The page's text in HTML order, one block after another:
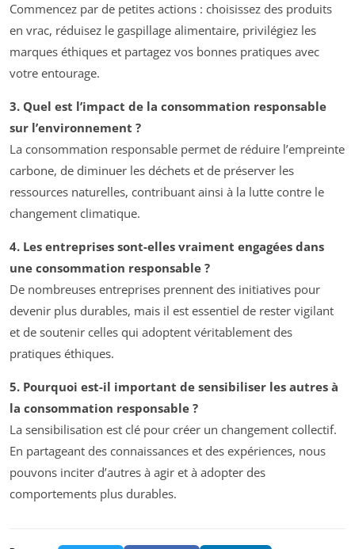
Commencez par de petites actions : choisissez des produits
en vrac, réduisez le gaspillage alimentaire, privilégiez les
marques éthiques et partagez vos bonnes pratiques avec
votre entourage.
3. Quel est l’impact de la consommation responsable
sur l’environnement ?
La consommation responsable permet de réduire l’empreinte
carbone, de diminuer les déchets et de préserver les
ressources naturelles, contribuant ainsi à la lutte contre le
changement climatique.
4. Les entreprises sont-elles vraiment engagées dans
une consommation responsable ?
De nombreuses entreprises prennent des initiatives pour
devenir plus durables, mais il est essentiel de rester vigilant
et de soutenir celles qui adoptent véritablement des
pratiques éthiques.
5. Pourquoi est-il important de sensibiliser les autres à
la consommation responsable ?
La sensibilisation est clé pour créer un changement collectif.
En partageant des connaissances et des expériences, nous
pouvons inciter d’autres à agir et à adopter des
comportements plus durables.